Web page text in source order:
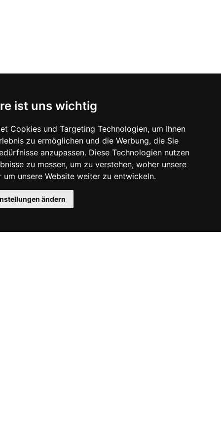
ist uns wichtig
Cookies und Targeting Technologien, um Ihnen
zu ermöglichen und die Werbung, die Sie
anzupassen. Diese Technologien nutzen
zu messen, um zu verstehen, woher unsere
um unsere Website weiter zu entwickeln.
ändern